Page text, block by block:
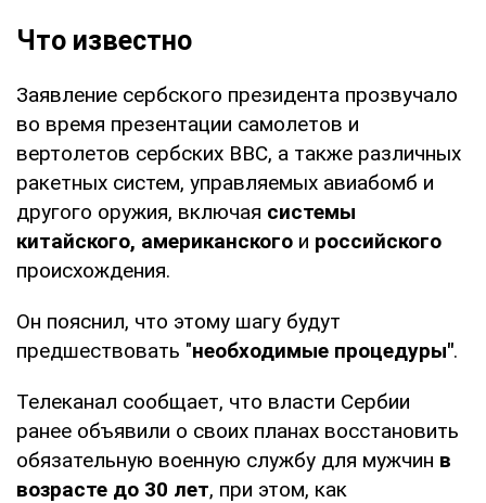
Что известно
Заявление сербского президента прозвучало
во время презентации самолетов и
вертолетов сербских ВВС, а также различных
ракетных систем, управляемых авиабомб и
другого оружия, включая системы
китайского, американского и российского
происхождения.
Он пояснил, что этому шагу будут
предшествовать "необходимые процедуры".
Телеканал сообщает, что власти Сербии
ранее объявили о своих планах восстановить
обязательную военную службу для мужчин в
возрасте до 30 лет, при этом, как